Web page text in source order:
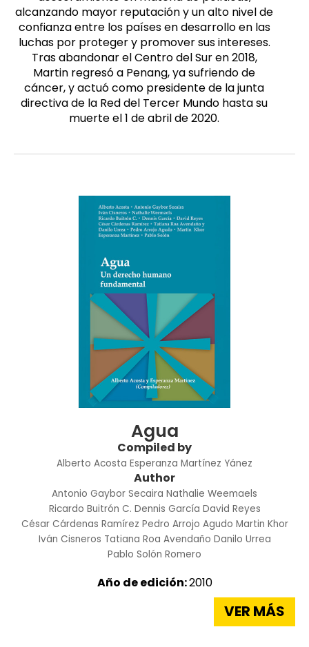
alcanzando mayor reputación y un alto nivel de
confianza entre los países en desarrollo en las
luchas por proteger y promover sus intereses.
Tras abandonar el Centro del Sur en 2018,
Martin regresó a Penang, ya sufriendo de
cáncer, y actuó como presidente de la junta
directiva de la Red del Tercer Mundo hasta su
muerte el 1 de abril de 2020.
Agua
Compiled by
Alberto Acosta Esperanza Martínez Yánez
Author
Antonio Gaybor Secaira Nathalie Weemaels
Ricardo Buitrón C. Dennis García David Reyes
César Cárdenas Ramírez Pedro Arrojo Agudo Martin Khor
Iván Cisneros Tatiana Roa Avendaño Danilo Urrea
Pablo Solón Romero
Año de edición:2010
VER MÁS